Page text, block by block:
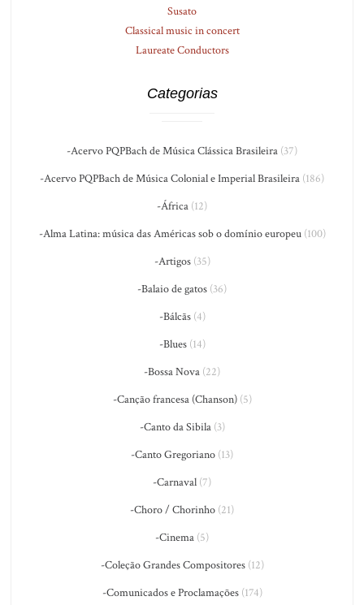
Susato
Classical music in concert
Laureate Conductors
Categorias
-Acervo PQPBach de Música Clássica Brasileira (37)
-Acervo PQPBach de Música Colonial e Imperial Brasileira (186)
-África (12)
-Alma Latina: música das Américas sob o domínio europeu(100)
-Artigos(35)
-Balaio de gatos (36)
-Bálcãs(4)
-Blues(14)
-Bossa Nova (22)
-Canção francesa (Chanson)(5)
-Canto da Sibila(3)
-Canto Gregoriano (13)
-Carnaval (7)
-Choro / Chorinho (21)
-Cinema (5)
-Coleção Grandes Compositores(12)
-Comunicados e Proclamações(174)